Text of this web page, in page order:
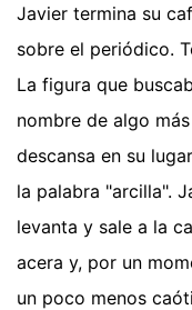
Javier termina su
sobre el periódico.
La figura que
nombre de algo
descansa en su
la palabra "arcilla".
levanta y sale a la
acera y, por un
un poco menos